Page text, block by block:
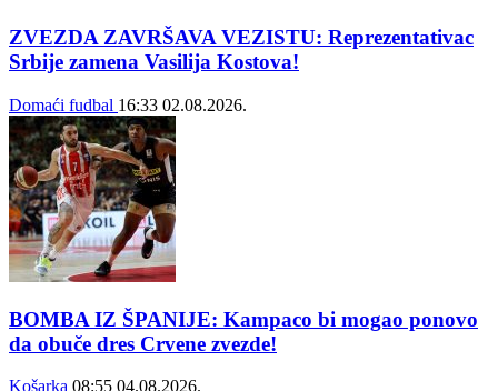
ZVEZDA ZAVRŠAVA VEZISTU: Reprezentativac
Srbije zamena Vasilija Kostova!
Domaći fudbal 16:33 02.08.2026.
BOMBA IZ ŠPANIJE: Kampaco bi mogao ponovo
da obuče dres Crvene zvezde!
Košarka 08:55 04.08.2026.